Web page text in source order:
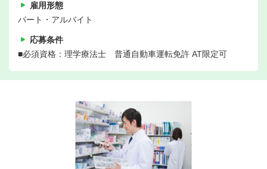
雇用形態
パート・アルバイト
応募条件
■必須資格：理学療法士 普通自動車運転免許 AT限定可